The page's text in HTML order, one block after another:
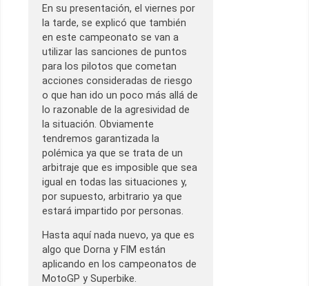
En su presentación, el viernes por
la tarde, se explicó que también
en este campeonato se van a
utilizar las sanciones de puntos
para los pilotos que cometan
acciones consideradas de riesgo
o que han ido un poco más allá de
lo razonable de la agresividad de
la situación. Obviamente
tendremos garantizada la
polémica ya que se trata de un
arbitraje que es imposible que sea
igual en todas las situaciones y,
por supuesto, arbitrario ya que
estará impartido por personas.
Hasta aquí nada nuevo, ya que es
algo que Dorna y FIM están
aplicando en los campeonatos de
MotoGP y Superbike.